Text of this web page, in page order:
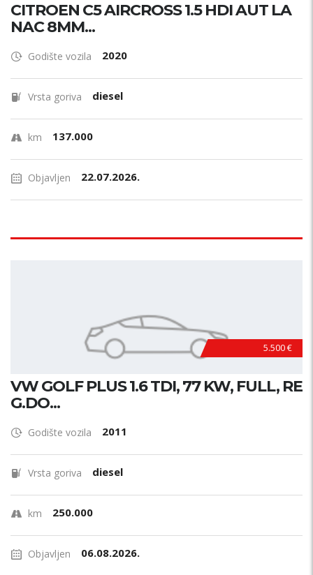
CITROEN C5 AIRCROSS 1.5 HDI AUT LA
NAC 8MM...
Godište vozila 2020
Vrsta goriva diesel
km 137.000
Objavljen 22.07.2026.
5.500 €
VW GOLF PLUS 1.6 TDI, 77 KW, FULL, RE
G.DO...
Godište vozila 2011
Vrsta goriva diesel
km 250.000
Objavljen 06.08.2026.